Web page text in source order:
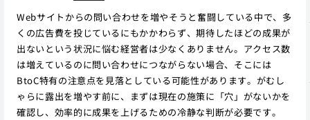
Webサイトからの問い合わせを増やそうと奮闘している中で、多
くの広告費を投じているにもかかわらず、期待したほどの成果が
出ないという状況に悩む経営者は少なくありません。アクセス数
は増えているのに問い合わせにつながらない場合、そこには
BtoC特有の注意点を見落としている可能性があります。がむし
ゃらに露出を増やす前に、まずは現在の施策に「穴」がないかを
確認し、効率的に成果を上げるための冷静な判断が必要です。